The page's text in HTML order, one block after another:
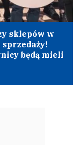
sklepów w
będą mieli